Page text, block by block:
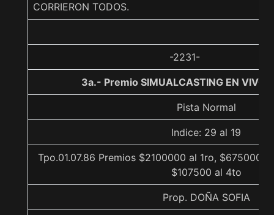
CORRIERON TODOS.
-2231-
3a.- Premio SIMUALCASTING EN VIVO,
Pista Normal
Indice: 29 al 19
Tpo.01.07.86 Premios $2100000 al 1ro, $675000
$107500 al 4to
Prop. DOÑA SOFIA